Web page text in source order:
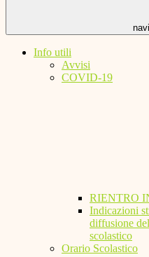
Info utili
Avvisi
COVID-19
RIENTRO
Indicazioni
diffusione
scolastico
Orario Scolastico